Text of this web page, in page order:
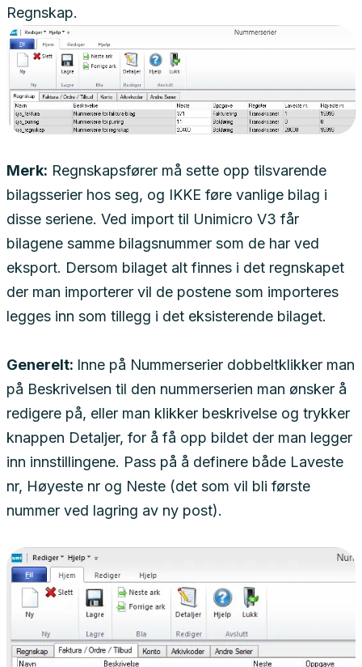
Regnskap.
Merk: Regnskapsfører må sette opp tilsvarende
bilagsserier hos seg, og IKKE føre vanlige bilag i
disse seriene. Ved import til Unimicro V3 får
bilagene samme bilagsnummer som de har ved
eksport. Dersom bilaget alt finnes i det regnskapet
der man importerer vil de postene som importeres
legges inn som tillegg i det eksisterende bilaget.
Generelt: Inne på Nummerserier dobbeltklikker man
på Beskrivelsen til den nummerserien man ønsker å
redigere på, eller man klikker beskrivelse og trykker
knappen Detaljer, for å få opp bildet der man legger
inn innstillingene. Pass på å definere både Laveste
nr, Høyeste nr og Neste (det som vil bli første
nummer ved lagring av ny post).